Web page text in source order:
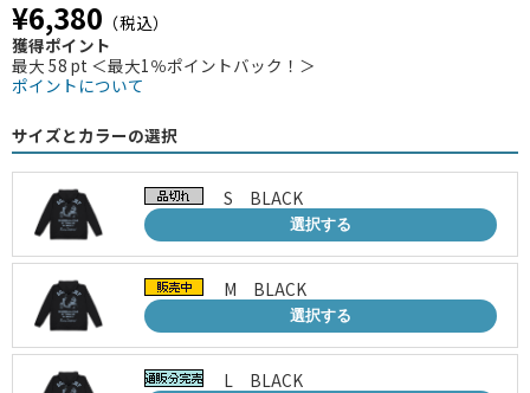
¥6,380 （税込）
獲得ポイント
最大 58 pt ＜最大1％ポイントバック！＞
ポイントについて
サイズとカラーの選択
S BLACK
選択する
M BLACK
選択する
L BLACK